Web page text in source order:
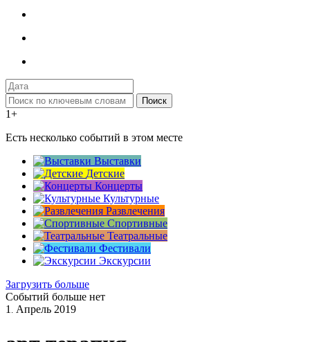
Поиск
1+
Есть несколько событий в этом месте
Выставки
Детские
Концерты
Культурные
Развлечения
Спортивные
Театральные
Фестивали
Экскурсии
Загрузить больше
Событий больше нет
1 . Апрель 2019